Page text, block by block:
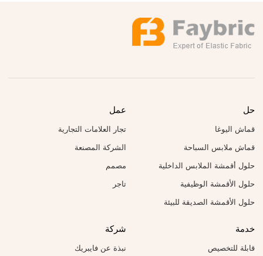
حل
قماش اليوغا
قماش ملابس السباحة
حلول أقمشة الملابس الداخلية
حلول الأقمشة الوظيفية
حلول الأقمشة الصديقة للبيئة
عمل
تجار العلامات التجارية
الشركة المصنعة
مصمم
تاجر
خدمة
قابلة للتخصيص
شركة
نبذة عن فايبريك